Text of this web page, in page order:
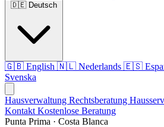
🇩🇪 Deutsch
🇬🇧 English 🇳🇱 Nederlands 🇪🇸
Svenska
Hausverwaltung Rechtsberatung
Kontakt Kostenlose Beratung
Punta Prima · Costa Blanca